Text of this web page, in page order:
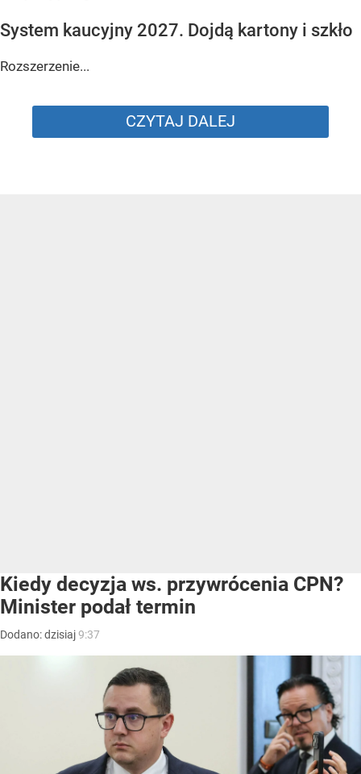
System kaucyjny 2027. Dojdą kartony i szkło
Rozszerzenie...
CZYTAJ DALEJ
Kiedy decyzja ws. przywrócenia CPN?
Minister podał termin
Dodano:dzisiaj9:37